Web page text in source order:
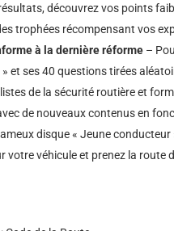
découvrez vos points
trophées récompensant vos
à la dernière réforme –
et ses 40 questions tirées
de la sécurité routière et
de nouveaux contenus en
disque « Jeune
votre véhicule et prenez la route